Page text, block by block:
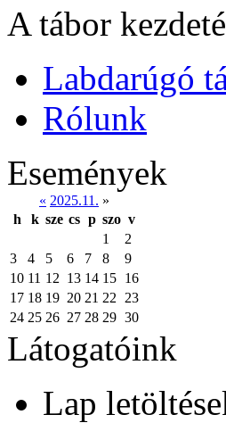
A tábor
Labdarúgó
Rólunk
Események
« 2025.11. »
h
k sze cs p szo v
1
2
3
4 5 6 7 8
9
10 11 12 13 14 15 16
17 18 19 20 21 22
23
24 25 26 27 28 29 30
Látogatóink
Lap